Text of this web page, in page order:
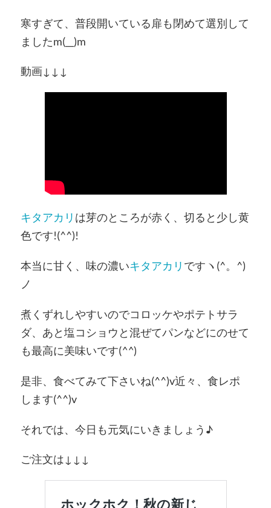
寒すぎて、普段開いている扉も閉めて選別して
ましたm(__)m
動画↓↓↓
キタアカリ は芽のところが赤く、切ると少し黄
色です!(^^)!
本当に甘く、味の濃いキタアカリ ですヽ(^。^)
ノ
煮くずれしやすいのでコロッケやポテトサラ
ダ、あと塩コショウと混ぜてパンなどにのせて
も最高に美味いです(^^)
是非、食べてみて下さいね(^^)v近々、食レポ
します(^^)v
それでは、今日も元気にいきましょう♪
ご注文は↓↓↓